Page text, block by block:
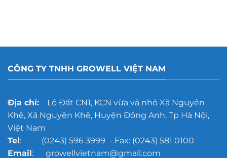
đúc
mô
lớn
bị
trước
khi
gỉ
CÔNG TY TNHH GROWELL VIỆT NAM
Địa chỉ:Lô Đất CN1, KCN vừa và nhỏ Xã Nguyên
Khê, Xã Nguyên Khê, Huyện Đông Anh, Tp Hà Nội,
Việt Nam
Tel: (0243) 596 3999 - Fax: (0243) 581 0100
Email: growellvietnam@gmail.com